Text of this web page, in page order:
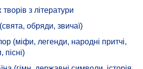
з літератури
(свята, обряди, звичаї)
(міфи, легенди, народні притчі,
пісні)